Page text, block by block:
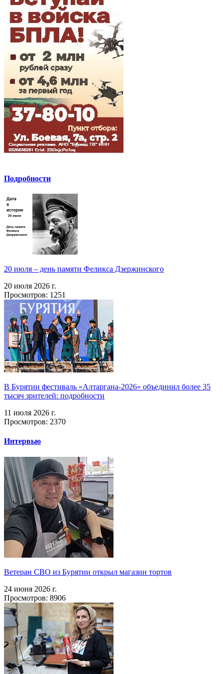
Подробности
20 июля – день памяти Феликса Дзержинского
20 июля 2026 г.
Просмотров: 1251
В Бурятии фестиваль «Алтаргана-2026» объединил более 35
тысяч зрителей: подробности
11 июля 2026 г.
Просмотров: 2370
Интервью
Ветеран СВО из Бурятии открыл магазин тортов
24 июня 2026 г.
Просмотров: 8906